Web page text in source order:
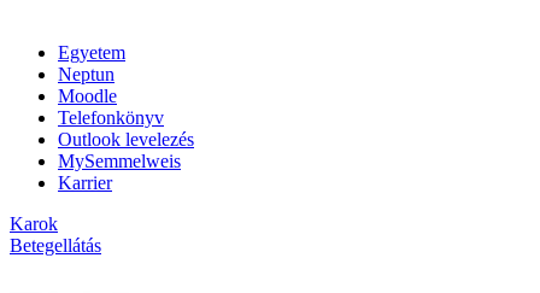
Egyetem
Neptun
Moodle
Telefonkönyv
Outlook levelezés
MySemmelweis
Karrier
Karok
Betegellátás